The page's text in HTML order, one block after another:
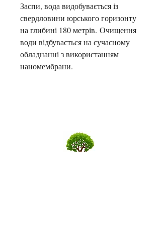
Заспи, вода видобувається із
свердловини юрського горизонту
на глибині 180 метрів. Очищення
води відбувається на сучасному
обладнанні з використанням
наномембрани.